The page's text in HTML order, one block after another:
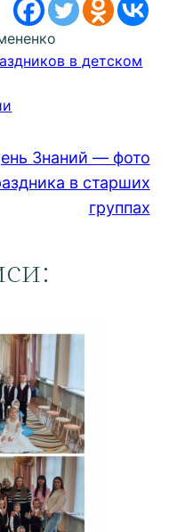
в детском
Знаний — фото
в старших
группах